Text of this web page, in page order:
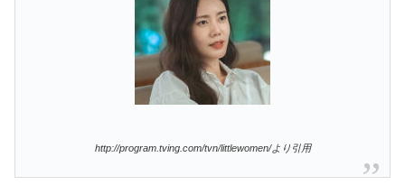
http://program.tving.com/tvn/littlewomen/より引用